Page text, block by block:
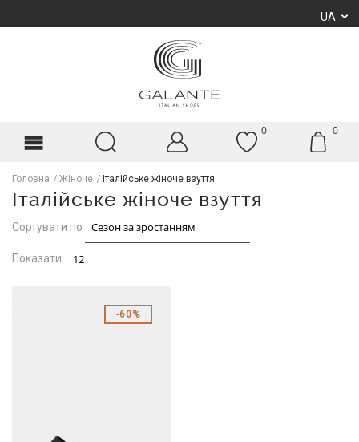
UA
0 0
Головна Жіноче Італійське жіноче взуття
Італійське жіноче взуття
Сортувати по
Показати:
60%